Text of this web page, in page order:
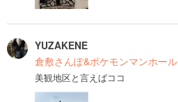
YUZAKENE
倉敷さんぽ&ポケモンマンホール
美観地区と言えばココ